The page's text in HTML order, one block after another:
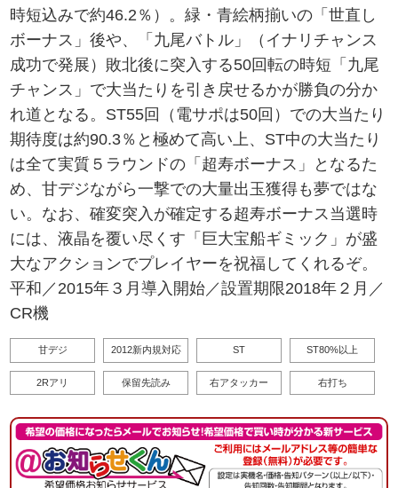
時短込みで約46.2％）。緑・青絵柄揃いの「世直し
ボーナス」後や、「九尾バトル」（イナリチャンス
成功で発展）敗北後に突入する50回転の時短「九尾
チャンス」で大当たりを引き戻せるかが勝負の分か
れ道となる。ST55回（電サポは50回）での大当たり
期待度は約90.3％と極めて高い上、ST中の大当たり
は全て実質５ラウンドの「超寿ボーナス」となるた
め、甘デジながら一撃での大量出玉獲得も夢ではな
い。なお、確変突入が確定する超寿ボーナス当選時
には、液晶を覆い尽くす「巨大宝船ギミック」が盛
大なアクションでプレイヤーを祝福してくれるぞ。
平和／2015年３月導入開始／設置期限2018年２月／
CR機
甘デジ 2012新内規対応 ST ST80%以上
2Rアリ 保留先読み 右アタッカー 右打ち